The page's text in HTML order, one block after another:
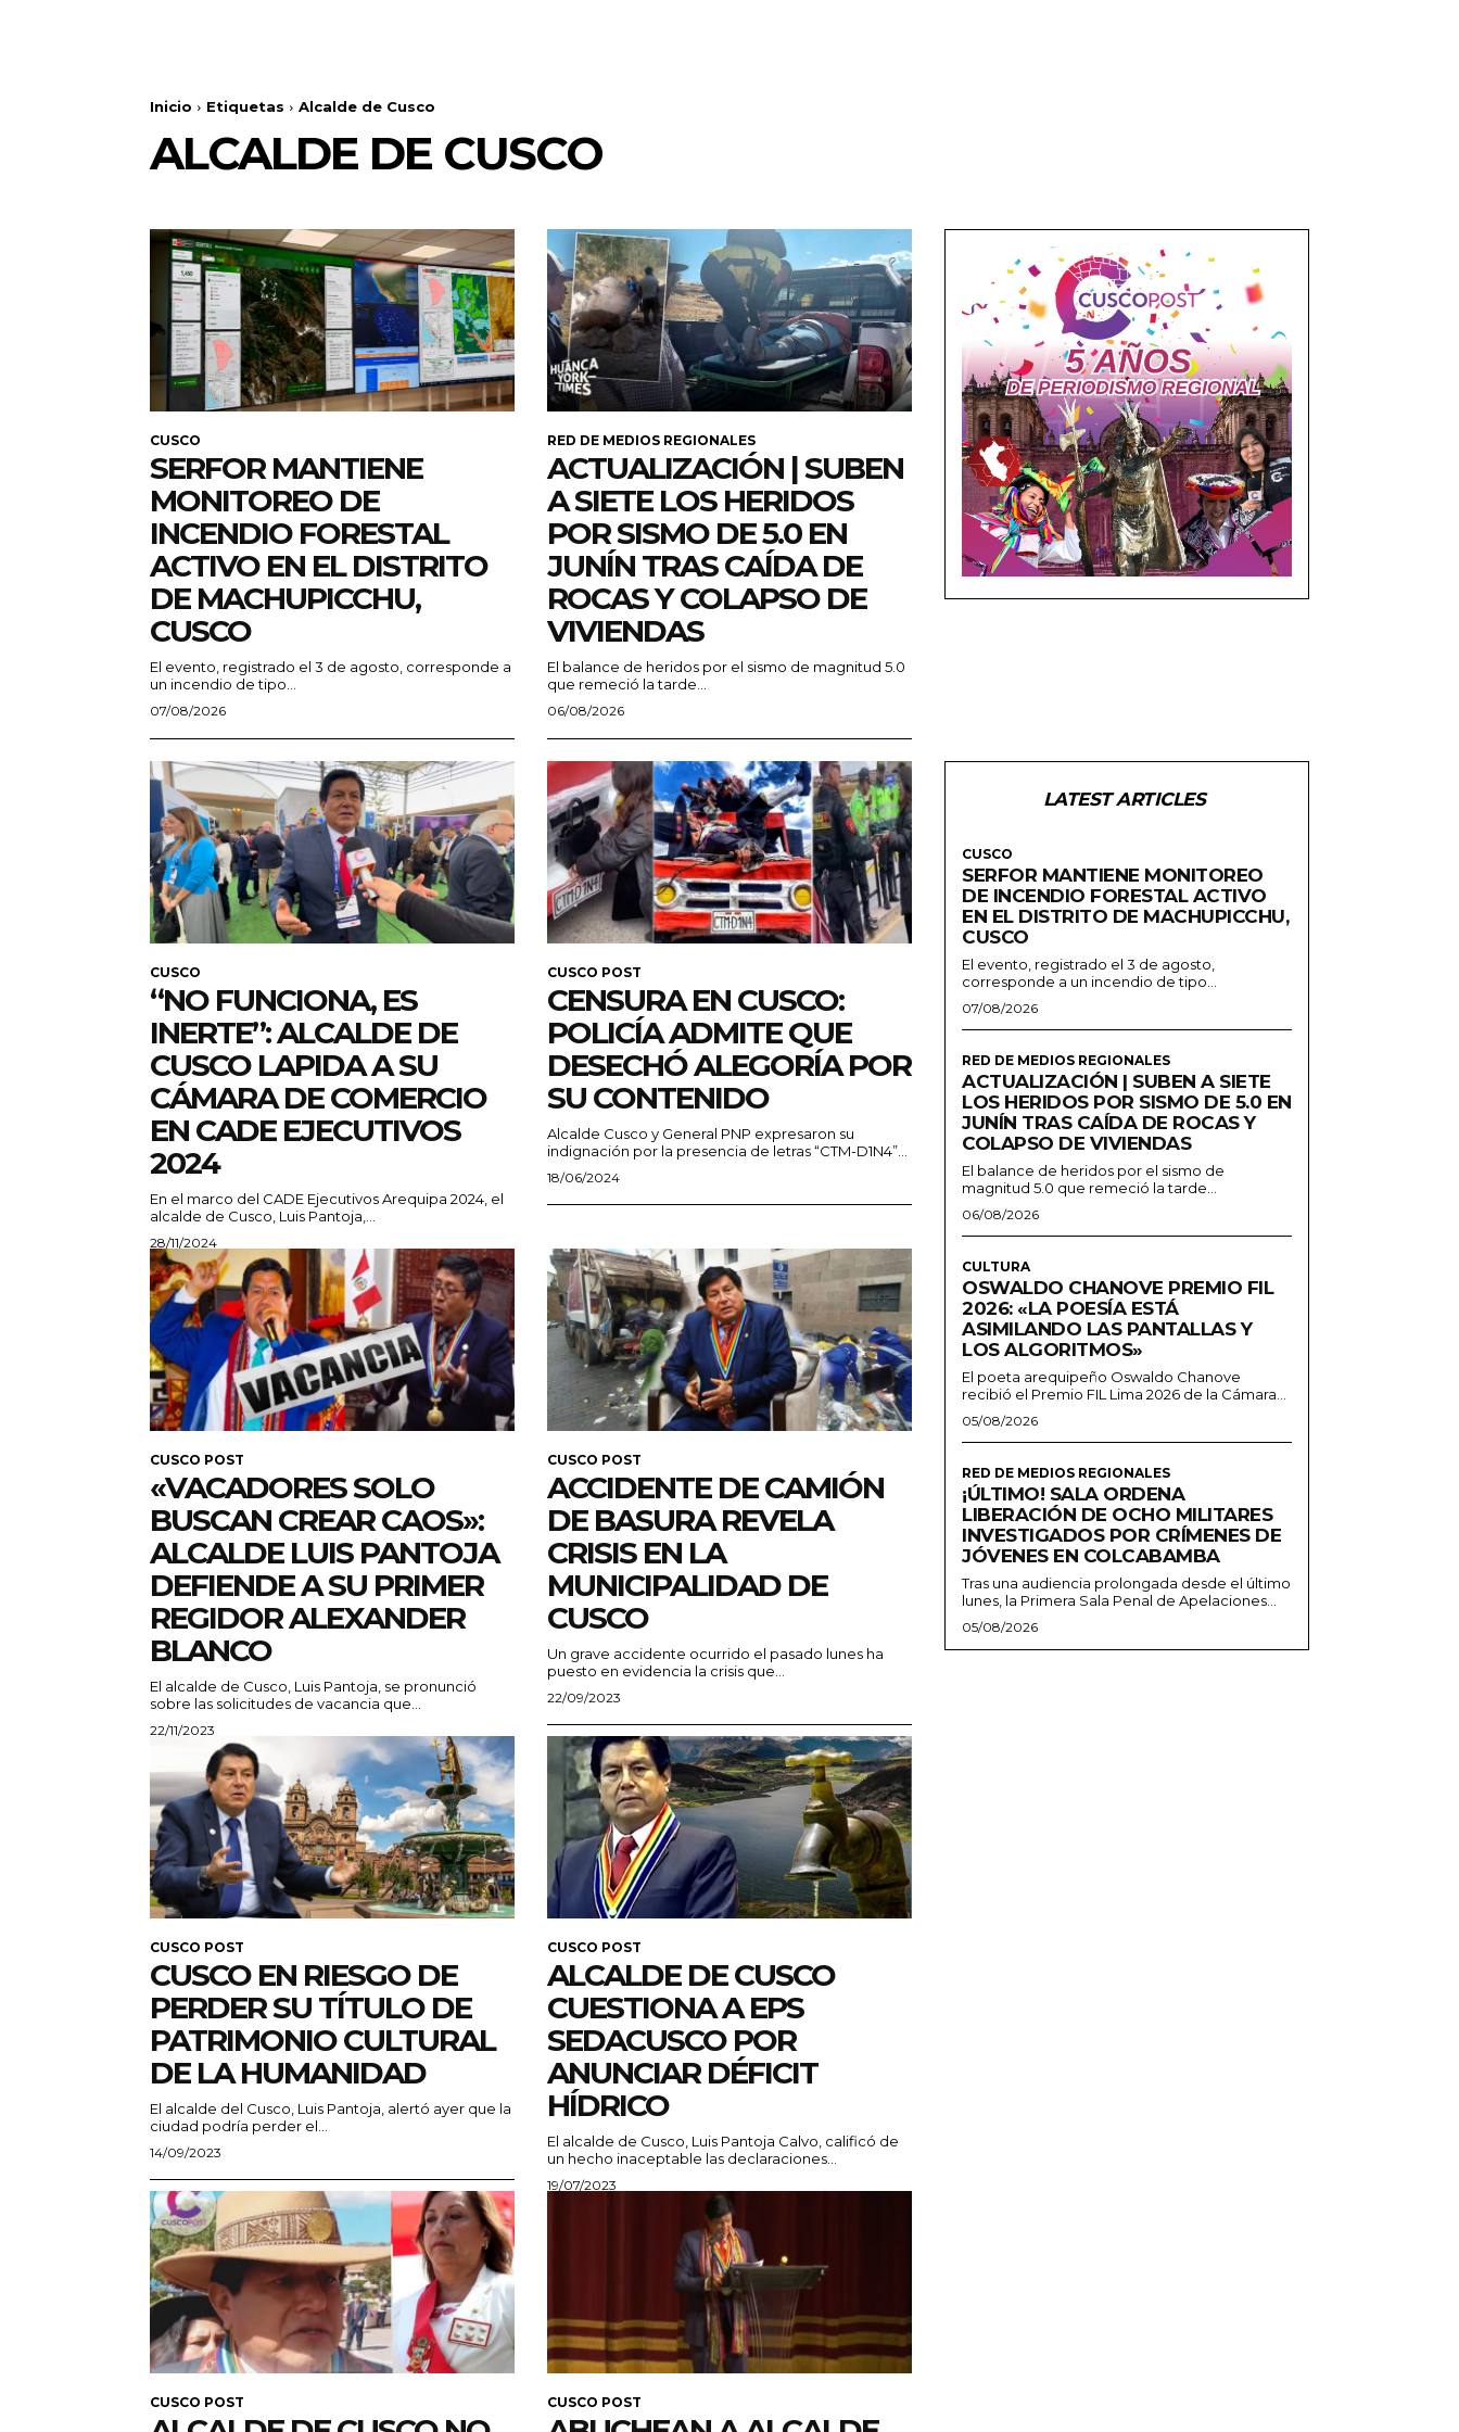
Inicio Etiquetas Alcalde de Cusco
ALCALDE DE CUSCO
CUSCO
SERFOR MANTIENE
MONITOREO DE
INCENDIO FORESTAL
ACTIVO EN EL DISTRITO
DE MACHUPICCHU,
CUSCO
El evento, registrado el 3 de agosto, corresponde a
un incendio de tipo...
07/08/2026
RED DE MEDIOS REGIONALES
ACTUALIZACIÓN | SUBEN
A SIETE LOS HERIDOS
POR SISMO DE 5.0 EN
JUNÍN TRAS CAÍDA DE
ROCAS Y COLAPSO DE
VIVIENDAS
El balance de heridos por el sismo de magnitud 5.0
que remeció la tarde...
06/08/2026
CUSCO
“NO FUNCIONA, ES
INERTE”: ALCALDE DE
CUSCO LAPIDA A SU
CÁMARA DE COMERCIO
EN CADE EJECUTIVOS
2024
En el marco del CADE Ejecutivos Arequipa 2024, el
alcalde de Cusco, Luis Pantoja,...
28/11/2024
CUSCO POST
CENSURA EN CUSCO:
POLICÍA ADMITE QUE
DESECHÓ ALEGORÍA POR
SU CONTENIDO
Alcalde Cusco y General PNP expresaron su
indignación por la presencia de letras “CTM-D1N4”...
18/06/2024
CUSCO POST
«VACADORES SOLO
BUSCAN CREAR CAOS»:
ALCALDE LUIS PANTOJA
DEFIENDE A SU PRIMER
REGIDOR ALEXANDER
BLANCO
El alcalde de Cusco, Luis Pantoja, se pronunció
sobre las solicitudes de vacancia que...
22/11/2023
CUSCO POST
ACCIDENTE DE CAMIÓN
DE BASURA REVELA
CRISIS EN LA
MUNICIPALIDAD DE
CUSCO
Un grave accidente ocurrido el pasado lunes ha
puesto en evidencia la crisis que...
22/09/2023
CUSCO POST
CUSCO EN RIESGO DE
PERDER SU TÍTULO DE
PATRIMONIO CULTURAL
DE LA HUMANIDAD
El alcalde del Cusco, Luis Pantoja, alertó ayer que la
ciudad podría perder el...
14/09/2023
CUSCO POST
ALCALDE DE CUSCO
CUESTIONA A EPS
SEDACUSCO POR
ANUNCIAR DÉFICIT
HÍDRICO
El alcalde de Cusco, Luis Pantoja Calvo, calificó de
un hecho inaceptable las declaraciones...
19/07/2023
CUSCO POST CUSCO POST
LATEST ARTICLES
CUSCO
SERFOR MANTIENE MONITOREO
DE INCENDIO FORESTAL ACTIVO
EN EL DISTRITO DE MACHUPICCHU,
CUSCO
El evento, registrado el 3 de agosto,
corresponde a un incendio de tipo...
07/08/2026
RED DE MEDIOS REGIONALES
ACTUALIZACIÓN | SUBEN A SIETE
LOS HERIDOS POR SISMO DE 5.0 EN
JUNÍN TRAS CAÍDA DE ROCAS Y
COLAPSO DE VIVIENDAS
El balance de heridos por el sismo de
magnitud 5.0 que remeció la tarde...
06/08/2026
CULTURA
OSWALDO CHANOVE PREMIO FIL
2026: «LA POESÍA ESTÁ
ASIMILANDO LAS PANTALLAS Y
LOS ALGORITMOS»
El poeta arequipeño Oswaldo Chanove
recibió el Premio FIL Lima 2026 de la Cámara...
05/08/2026
RED DE MEDIOS REGIONALES
¡ÚLTIMO! SALA ORDENA
LIBERACIÓN DE OCHO MILITARES
INVESTIGADOS POR CRÍMENES DE
JÓVENES EN COLCABAMBA
Tras una audiencia prolongada desde el último
lunes, la Primera Sala Penal de Apelaciones...
05/08/2026